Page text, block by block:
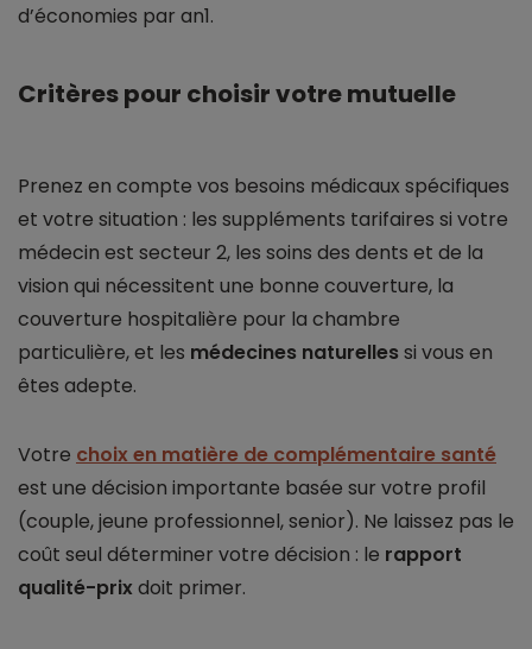
d’économies par an1.
Critères pour choisir votre mutuelle
Prenez en compte vos besoins médicaux spécifiques
et votre situation : les suppléments tarifaires si votre
médecin est secteur 2, les soins des dents et de la
vision qui nécessitent une bonne couverture, la
couverture hospitalière pour la chambre
particulière, et les médecines naturellessi vous en
êtes adepte.
Votre choix en matière de complémentaire santé
est une décision importante basée sur votre profil
(couple, jeune professionnel, senior). Ne laissez pas le
coût seul déterminer votre décision : le rapport
qualité-prix doit primer.